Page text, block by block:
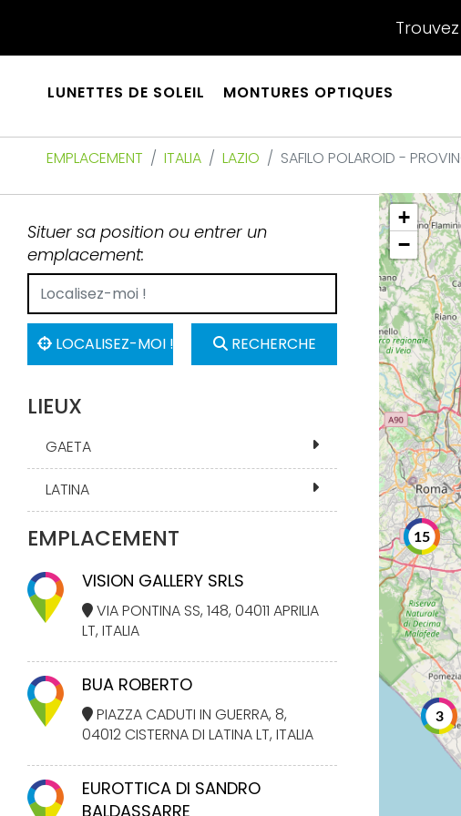
LUNETTES DE SOLEIL MONTURES OPTIQUES
EMPLACEMENT ITALIA LAZIO SAFILO POLAROID -
Situer sa position ou entrer un
emplacement:
LOCALISEZ-MOI ! RECHERCHE
LIEUX
GAETA
LATINA
EMPLACEMENT
VISION GALLERY SRLS
VIA PONTINA SS, 148, 04011 APRILIA
LT, ITALIA
BUA ROBERTO
PIAZZA CADUTI IN GUERRA, 8,
04012 CISTERNA DI LATINA LT, ITALIA
EUROTTICA DI SANDRO
BALDASSARRE
15
3
+
−